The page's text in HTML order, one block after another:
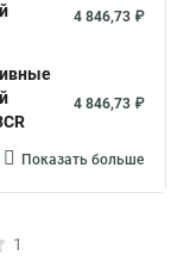
4 846,73 ₽
4 846,73 ₽
Показать больше
1